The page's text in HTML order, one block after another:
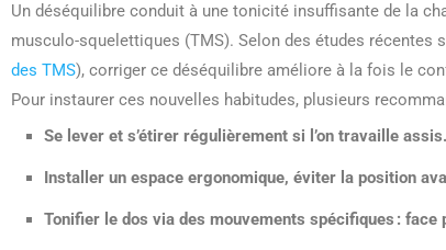
Un déséquilibre conduit à une tonicité insuffisante de la
musculo-squelettiques (TMS). Selon des études récentes
des TMS), corriger ce déséquilibre améliore à la fois le
Pour instaurer ces nouvelles habitudes, plusieurs
Se lever et s’étirer régulièrement si l’on travaille assis.
Installer un espace ergonomique, éviter la position
Tonifier le dos via des mouvements spécifiques :